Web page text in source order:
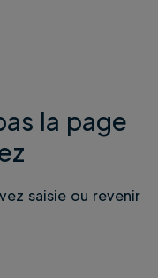
la page
saisie ou revenir